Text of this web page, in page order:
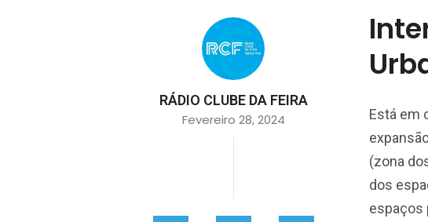
RÁDIO CLUBE DA FEIRA
Fevereiro 28, 2024
Está em
(zona
dos
espaços